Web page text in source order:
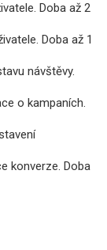
Doba až 2
Doba až 1
návštěvy.
o kampaních.
konverze. Doba